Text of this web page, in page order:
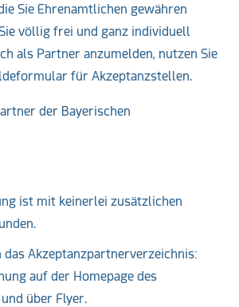
Sie Ehrenamtlichen gewähren
völlig frei und ganz individuell
als Partner anzumelden, nutzen Sie
für Akzeptanzstellen.
der Bayerischen
ist mit keinerlei zusätzlichen
das Akzeptanzpartnerverzeichnis:
auf der Homepage des
über Flyer.